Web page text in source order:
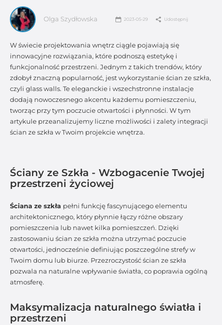
Olga Szydłowska 2023-05-29 Udostępnij
W świecie projektowania wnętrz ciągle pojawiają się
innowacyjne rozwiązania, które podnoszą estetykę i
funkcjonalność przestrzeni. Jednym z takich trendów, który
zdobył znaczną popularność, jest wykorzystanie ścian ze szkła,
czyli glass walls. Te eleganckie i wszechstronne instalacje
dodają nowoczesnego akcentu każdemu pomieszczeniu,
tworząc przy tym poczucie otwartości i płynności. W tym
artykule przeanalizujemy liczne możliwości i zalety integracji
ścian ze szkła w Twoim projekcie wnętrza.
Ściany ze Szkła - Wzbogacenie Twojej
przestrzeni życiowej
Ściana ze szkła pełni funkcję fascynującego elementu
architektonicznego, który płynnie łączy różne obszary
pomieszczenia lub nawet kilka pomieszczeń. Dzięki
zastosowaniu ścian ze szkła można utrzymać poczucie
otwartości, jednocześnie definiując poszczególne strefy w
Twoim domu lub biurze. Przezroczystość ścian ze szkła
pozwala na naturalne wpływanie światła, co poprawia ogólną
atmosferę.
Maksymalizacja naturalnego światła i
przestrzeni